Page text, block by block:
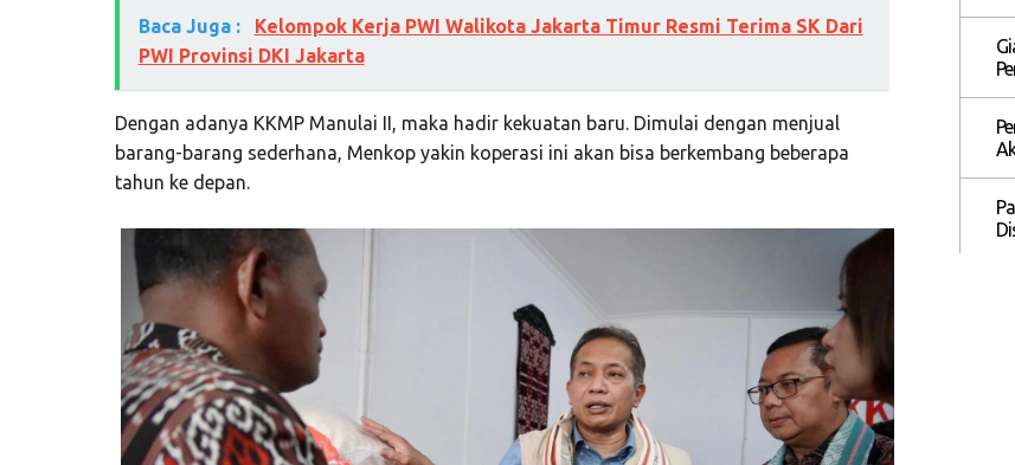
Baca Juga :
Kelompok Kerja PWI Walikota Jakarta Timur Resmi Terima SK Dari
PWI Provinsi DKI Jakarta
Dengan adanya KKMP Manulai II, maka hadir kekuatan baru. Dimulai dengan menjual
barang-barang sederhana, Menkop yakin koperasi ini akan bisa berkembang beberapa
tahun ke depan.